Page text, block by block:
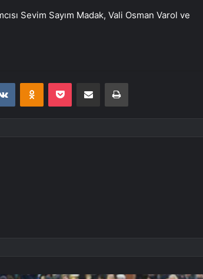
Sevim Sayım Madak, Vali Osman Varol ve
VKontakteOdnoklassniki
Pocket E-Posta ile paylaş Yazdır